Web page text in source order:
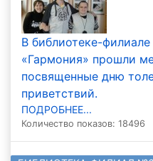
В библиотеке-
«Гармония» прошли
посвященные дню
приветствий.
ПОДРОБНЕЕ...
Количество показов: 18496